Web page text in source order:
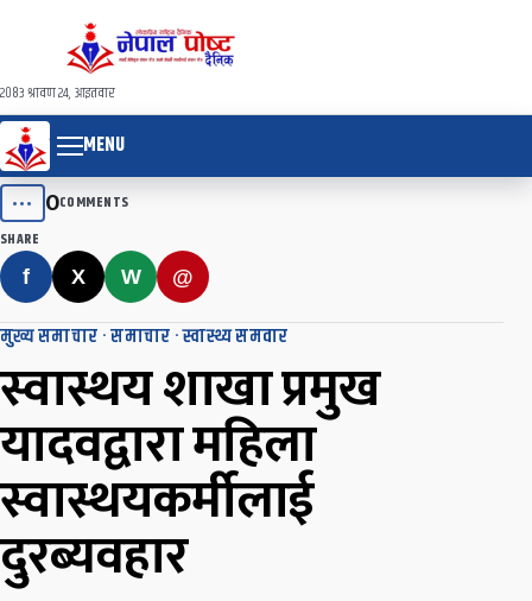
२०८३ श्रावण २४, आइतवार
MENU
••• 0COMMENTS
SHARE
f X W @
मुख्य समाचार ·समाचार ·स्वास्थ्य समवार
स्वास्थय शाखा प्रमुख
यादवद्वारा महिला
स्वास्थयकर्मीलाई
दुरब्यवहार